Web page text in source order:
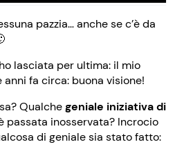
pazzia… anche se c’è da
lasciata per ultima: il mio
fa circa: buona visione!
Qualchegeniale iniziativa di
passata inosservata? Incrocio
di geniale sia stato fatto: